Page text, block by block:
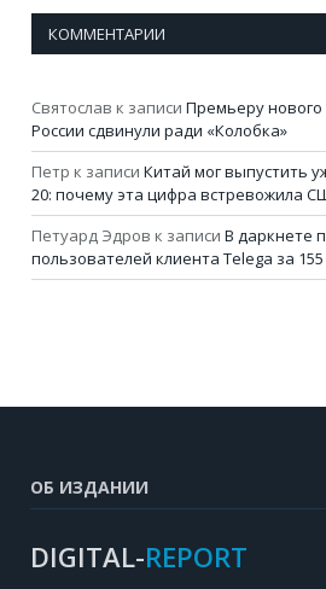
КОММЕНТАРИИ
Святослав к записи Премьеру нового
России сдвинули ради «Колобка»
Петр к записи Китай мог выпустить
20: почему эта цифра встревожила
Петуард Эдров к записи В даркнете
пользователей клиента Telega за
ОБ ИЗДАНИИ
DIGITAL-REPORT